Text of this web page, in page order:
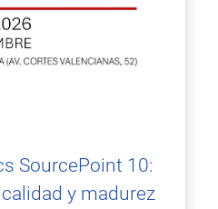
SourcePoint 10:
y madurez